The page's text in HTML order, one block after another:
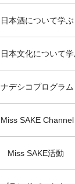
日本酒について学ぶ
日本文化について学
ナデシコプログラム
Miss SAKE Channel
Miss SAKE活動